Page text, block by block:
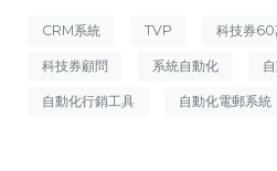
CRM系統 TVP 科技券60
科技券顧問 系統自動化
自動化行銷工具 自動化電郵系統